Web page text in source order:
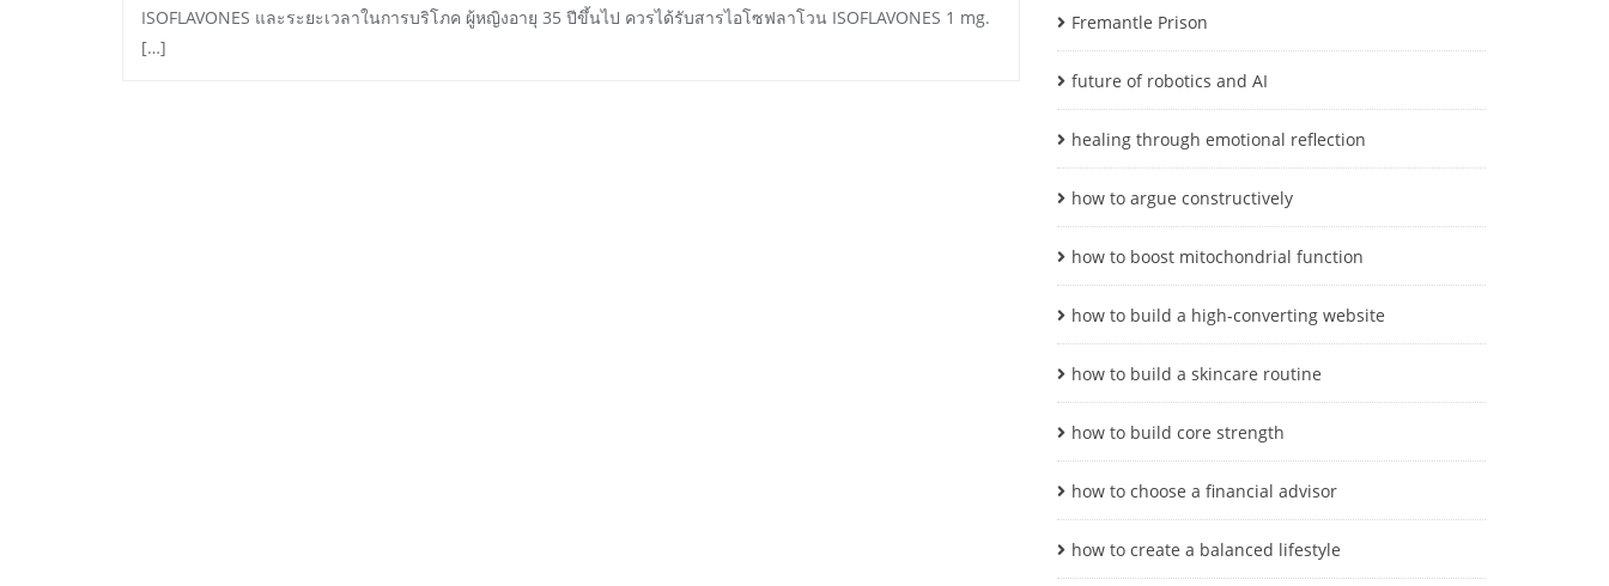
ISOFLAVONES และระยะเวลาในการบริโภค ผู้หญิงอายุ 35 ปีขึ้นไป ควรได้รับสารไอโซฟลาโวน ISOFLAVONES 1 mg.
[…]
Fremantle Prison
future of robotics and AI
healing through emotional reflection
how to argue constructively
how to boost mitochondrial function
how to build a high-converting website
how to build a skincare routine
how to build core strength
how to choose a financial advisor
how to create a balanced lifestyle